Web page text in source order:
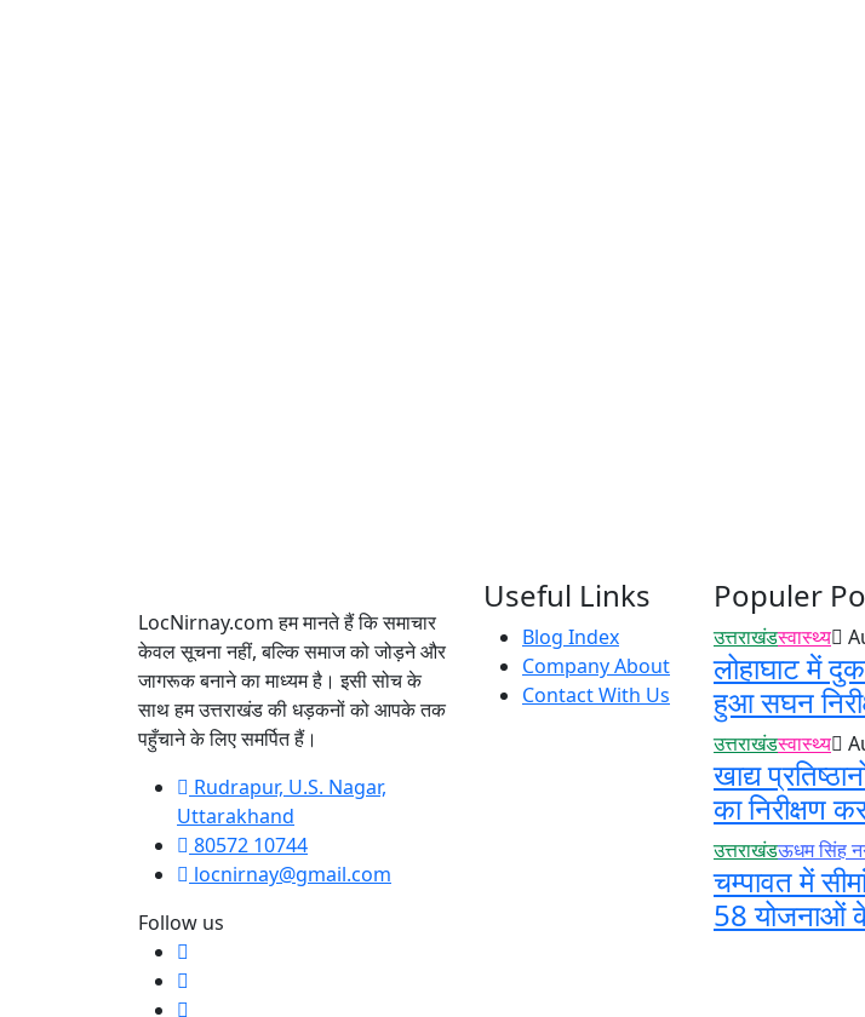
LocNirnay.com हम मानते हैं कि समाचार
केवल सूचना नहीं, बल्कि समाज को जोड़ने और
जागरूक बनाने का माध्यम है। इसी सोच के
साथ हम उत्तराखंड की धड़कनों को आपके तक
पहुँचाने के लिए समर्पित हैं।
Rudrapur, U.S. Nagar,
Uttarakhand
80572 10744
locnirnay@gmail.com
Follow us
Useful Links
Blog Index
Company About
Contact With Us
Populer
उत्तराखंडस्वास्थ्य
लोहाघाट में
हुआ सघन
उत्तराखंडस्वास्थ्य
खाद्य
का निरीक्षण
उत्तराखंडऊधम सिंह
चम्पावत में
58 योजनाओं